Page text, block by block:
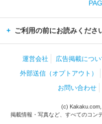
ご利用の前にお読みくださ
運営会社 広告掲載につい
外部送信（オプトアウト）
お問い合わせ
(c) Kakaku.com,
掲載情報・写真など、すべてのコン